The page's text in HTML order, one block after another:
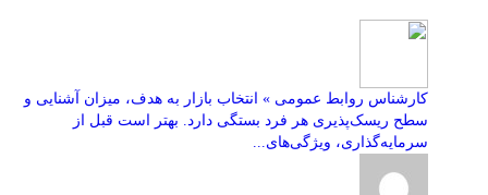
کارشناس روابط عمومی » انتخاب بازار به هدف، میزان آشنایی و
سطح ریسک‌پذیری هر فرد بستگی دارد. بهتر است قبل از
سرمایه‌گذاری، ویژگی‌های...